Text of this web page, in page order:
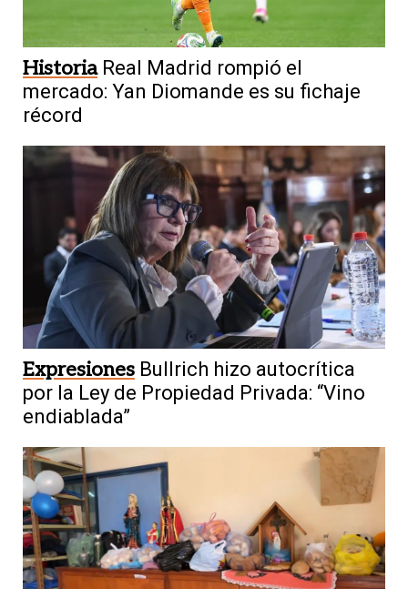
Historia Real Madrid rompió el
mercado: Yan Diomande es su fichaje
récord
Expresiones Bullrich hizo autocrítica
por la Ley de Propiedad Privada: “Vino
endiablada”